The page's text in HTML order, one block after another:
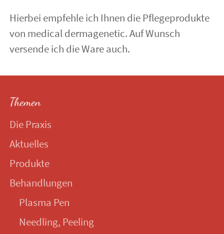
Hierbei empfehle ich Ihnen die Pflegeprodukte
von medical dermagenetic. Auf Wunsch
versende ich die Ware auch.
Themen
Die Praxis
Aktuelles
Produkte
Behandlungen
Plasma Pen
Needling, Peeling